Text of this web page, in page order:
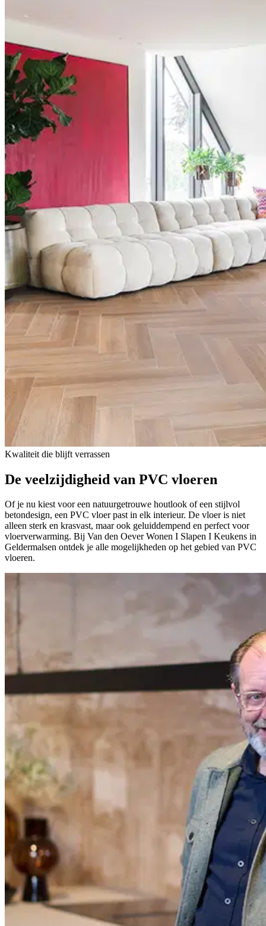
Kwaliteit die blijft verrassen
De veelzijdigheid van PVC vloeren
Of je nu kiest voor een natuurgetrouwe houtlook of een stijlvol
betondesign, een PVC vloer past in elk interieur. De vloer is niet
alleen sterk en krasvast, maar ook geluiddempend en perfect voor
vloerverwarming. Bij Van den Oever Wonen I Slapen I Keukens in
Geldermalsen ontdek je alle mogelijkheden op het gebied van PVC
vloeren.